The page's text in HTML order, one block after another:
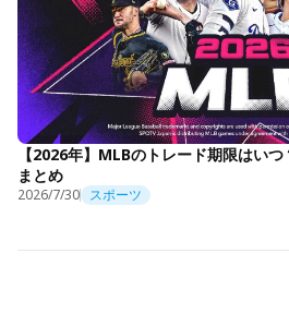
【2026年】MLBのトレード期限はい
まとめ
2026/7/30 スポーツ